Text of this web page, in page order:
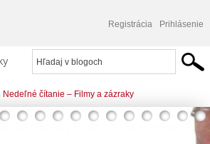
Registrácia Prihlásenie
Nedeľné čítanie – Filmy a zázraky